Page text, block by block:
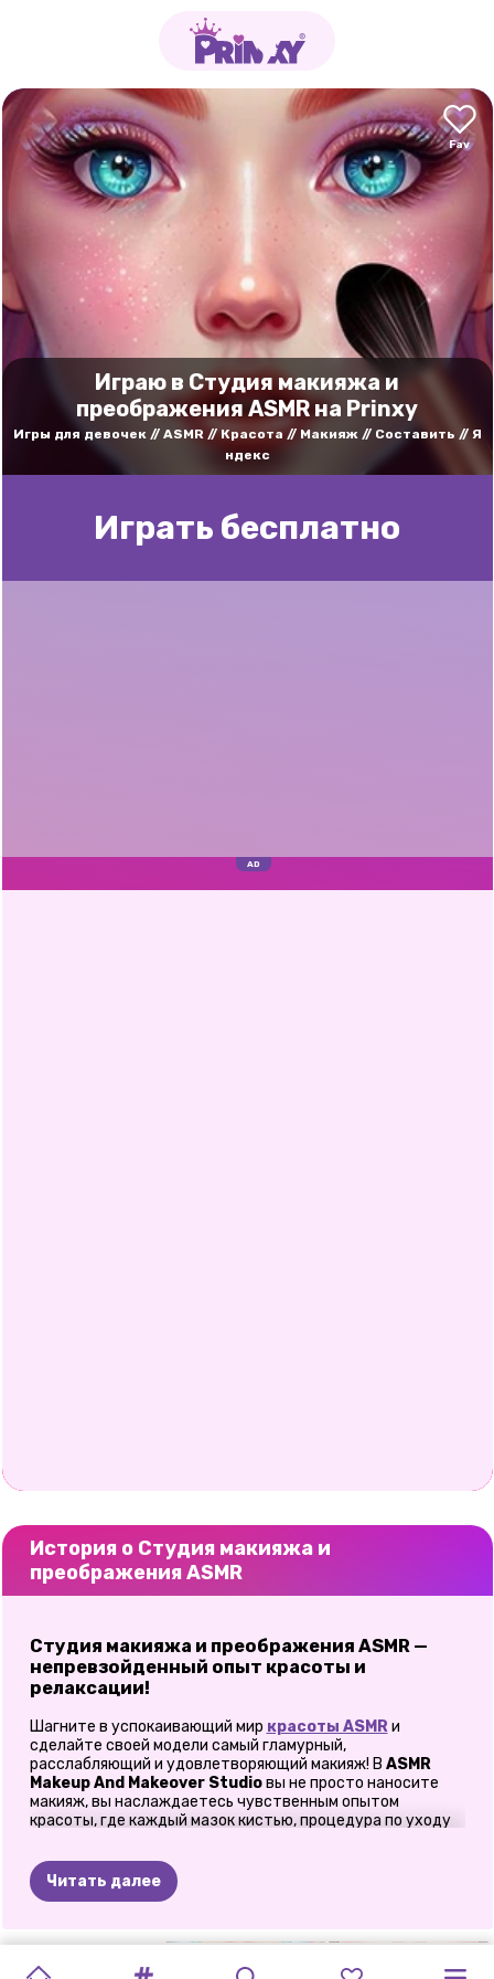
Играю в Студия макияжа и
преображения ASMR на Prinxy
Игры для девочек ASMR Красота Макияж Составить
Я
ндекс
Играть бесплатно
История о Студия макияжа и
преображения ASMR
Студия макияжа и преображения ASMR —
непревзойденный опыт красоты и
релаксации!
Шагните в успокаивающий мир красоты ASMRи
сделайте своей модели самый гламурный,
расслабляющий и удовлетворяющий макияж! В ASMR
Makeup And Makeover Studioвы не просто наносите
макияж, вы наслаждаетесь чувственным опытом
красоты, где каждый мазок кистью, процедура по уходу
удовлетворяющими. Независимо от того, являетесь ли вы
поклонником макияжа или просто ищете способ
отдохнуть без стресса, эта игра — ваш идеальный салон
Шаг 1: Блаженство ухода за кожей –
свежесть и сияние!
Читать далее
МАКИЯЖ
ЭКСТРЕМАЛЬНЫЙПРОЦЕДУРА
САЛОН СОВРЕМЕННЫЙ МОЙ